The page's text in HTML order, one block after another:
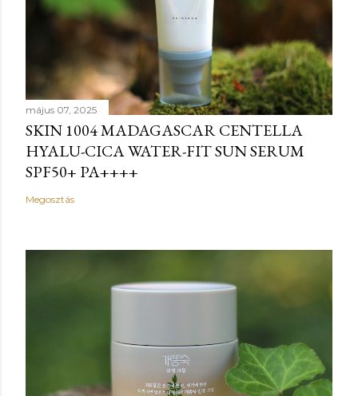
május 07, 2025
SKIN 1004 MADAGASCAR CENTELLA
HYALU-CICA WATER-FIT SUN SERUM
SPF50+ PA++++
Megosztás